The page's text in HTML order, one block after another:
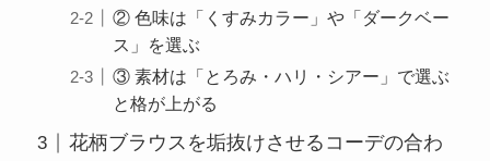
② 色味は「くすみカラー」や「ダークベー
ス」を選ぶ
③ 素材は「とろみ・ハリ・シアー」で選ぶ
と格が上がる
花柄ブラウスを垢抜けさせるコーデの合わ